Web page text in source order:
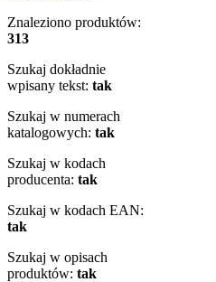
Znaleziono produktów:
313
Szukaj dokładnie
wpisany tekst: tak
Szukaj w numerach
katalogowych: tak
Szukaj w kodach
producenta: tak
Szukaj w kodach EAN:
tak
Szukaj w opisach
produktów: tak